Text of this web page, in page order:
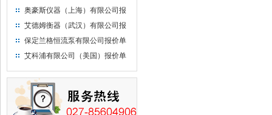
单
奥豪斯仪器（上海）有限公司报
价单
艾德姆衡器（武汉）有限公司报
价单
保定兰格恒流泵有限公司报价单
艾科浦有限公司（美国）报价单